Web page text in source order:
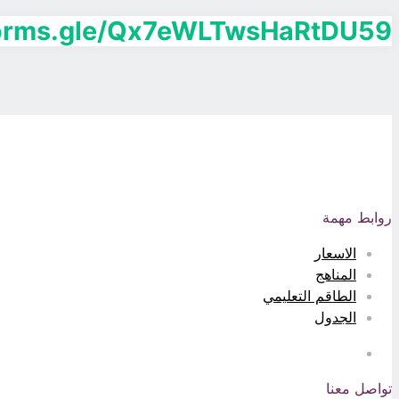
Qx7eWLTwsHaRtDU59
روابط مهمة
الاسعار
المناهج
الطاقم التعليمي
الجدول
تواصل معنا